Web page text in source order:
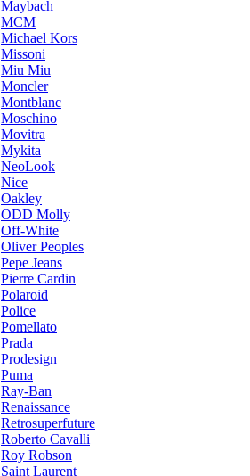
Maybach
MCM
Michael Kors
Missoni
Miu Miu
Moncler
Montblanc
Moschino
Movitra
Mykita
NeoLook
Nice
Oakley
ODD Molly
Off-White
Oliver Peoples
Pepe Jeans
Pierre Cardin
Polaroid
Police
Pomellato
Prada
Prodesign
Puma
Ray-Ban
Renaissance
Retrosuperfuture
Roberto Cavalli
Roy Robson
Saint Laurent